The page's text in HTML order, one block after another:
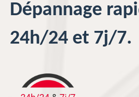
Dépannage
24h/24 et 7j/7.